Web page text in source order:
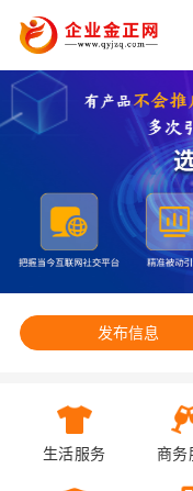
发布信息
生活服务 商务